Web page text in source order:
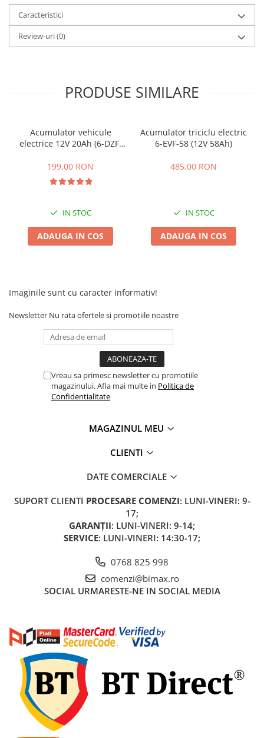
Biciclete Electrice
⬇ TIPURI
Barbati
Kuba
PIESE DE SCHIMB
Acumulatori 24V
Acumulatori 36V
Acumulatori 48V
Camere
Incarcatoare 24V
Incarcatoare 48V
Baterie Trotineta Electrica
Camera Trotineta Electrica
Controller Trotineta Electrica
Display/Ecran Trotineta Electrica
Motor Trotineta Electrica
Kit Frână Hidraulică
Aparatori Noroi Trotineta Electrica
Electrice Diverse, Contacte,
Butoane
Lumini Trotinete Electrice
Piese Kugoo
Kukirin M4 MAX
Kukirin S1 MAX 2025-2026
KuKirin G2
Caracteristici
Review-uri(0)
PRODUSE SIMILARE
Acumulator vehicule
electrice 12V 20Ah (6-DZF-
199,00 RON
IN STOC
ADAUGA IN COS
Acumulator triciclu electric
6-EVF-58 (12V 58Ah)
485,00 RON
IN STOC
ADAUGA IN COS
Imaginile sunt cu caracter informativ!
Newsletter Nu rata ofertele si promotiile noastre
Vreau sa primesc newsletter cu promotiile
magazinului. Afla mai multe in Politica de
Confidentialitate
MAGAZINUL MEU
CLIENTI
DATE COMERCIALE
SUPORT CLIENTI PROCESARE COMENZI: LUNI-VINERI: 9-
17;
GARANȚII: LUNI-VINERI: 9-14;
SERVICE: LUNI-VINERI: 14:30-17;
0768 825 998
comenzi@bimax.ro
SOCIAL URMARESTE-NE IN SOCIAL MEDIA